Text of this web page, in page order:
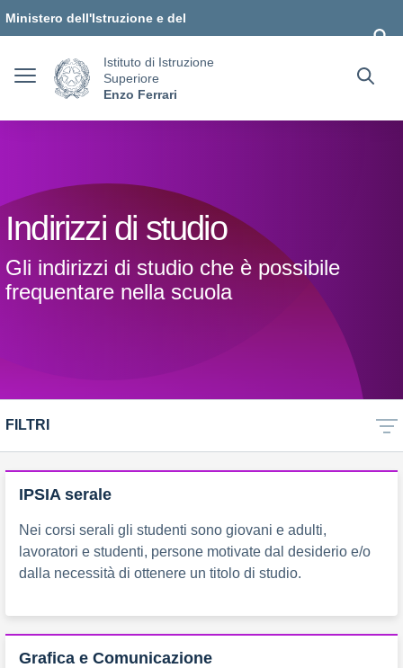
Ministero dell'Istruzione e del
Istituto di Istruzione
Superiore
Enzo Ferrari
Indirizzi di studio
Gli indirizzi di studio che è possibile
frequentare nella scuola
FILTRI
IPSIA serale
Nei corsi serali gli studenti sono giovani e adulti,
lavoratori e studenti, persone motivate dal desiderio e/o
dalla necessità di ottenere un titolo di studio.
Grafica e Comunicazione